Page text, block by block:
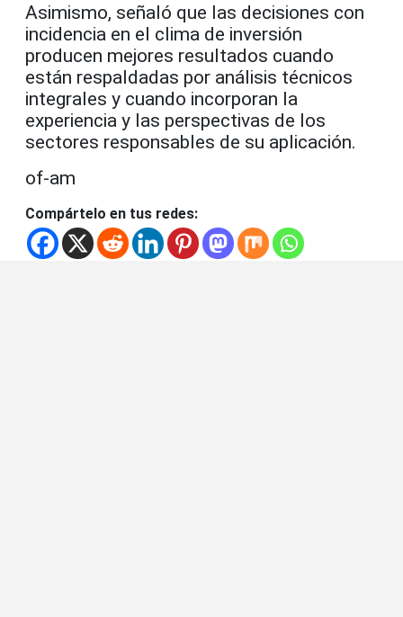
Asimismo, señaló que las decisiones con
incidencia en el clima de inversión
producen mejores resultados cuando
están respaldadas por análisis técnicos
integrales y cuando incorporan la
experiencia y las perspectivas de los
sectores responsables de su aplicación.
of-am
Compártelo en tus redes: